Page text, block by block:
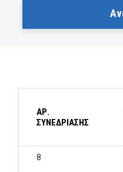
ΑΡ.
ΣΥΝΕΔΡΙΑΣΗΣ
8